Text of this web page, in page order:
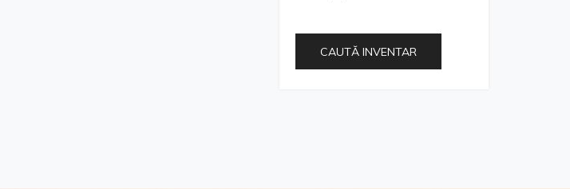
CAUTĂ INVENTAR